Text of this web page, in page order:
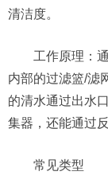
清洁度。
工作原理：
内部的过滤篮/滤
的清水通过出水
集器，还能通过
常见类型